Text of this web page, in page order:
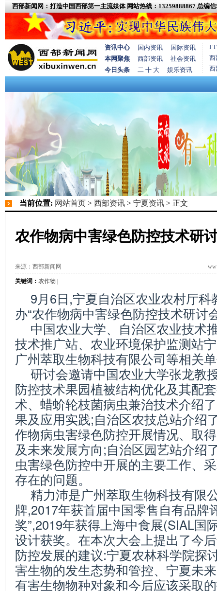
西部新闻网：打造中国西部第一主流媒体 网站热线：13259888867 总编信
资讯中心 国内资讯
国际资讯
本网聚焦
西部资讯
社会资讯
今日头条
二 十 大 娱乐资讯
I
西
西
当前位置: 网站首页 > 西部资讯 > 宁夏资讯 > 正文
农作物病中害绿色防控技术研
来源：西部新闻网
关键词： 农作物 |
9月6日,宁夏自治区农业农村厅科
办“农作物病中害绿色防控技术研讨
中国农业大学、自治区农业技术
技术推广站、农业环境保护监测站
广州萃取生物科技有限公司等相关
研讨会邀请中国农业大学张龙教
防控技术果园植被结构优化及其配
术、蜡蚧轮枝菌病虫兼治技术介绍
果及应用实践;自治区农技总站介绍
作物病虫害绿色防控开展情况、取
及未来发展方向;自治区园艺站介绍
虫害绿色防控中开展的主要工作、
存在的问题。
精力沛是广州萃取生物科技有限
牌,2017年获首届中国零售自有品牌
奖”,2019年获得上海中食展(SIAL国
设计获奖。在本次大会上提出了今
防控发展的建议:宁夏农林科学院探
害生物的发生态势和管控、宁夏未
有害生物物种对象和今后应该采取